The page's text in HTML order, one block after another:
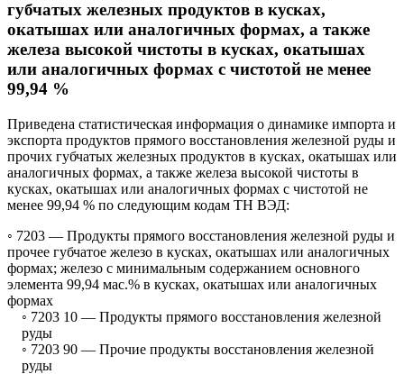
губчатых железных продуктов в кусках,
окатышах или аналогичных формах, а также
железа высокой чистоты в кусках, окатышах
или аналогичных формах с чистотой не менее
99,94 %
Приведена статистическая информация о динамике импорта и
экспорта продуктов прямого восстановления железной руды и
прочих губчатых железных продуктов в кусках, окатышах или
аналогичных формах, а также железа высокой чистоты в
кусках, окатышах или аналогичных формах с чистотой не
менее 99,94 % по следующим кодам ТН ВЭД:
◦ 7203 — Продукты прямого восстановления железной руды и
прочее губчатое железо в кусках, окатышах или аналогичных
формах; железо с минимальным содержанием основного
элемента 99,94 мас.% в кусках, окатышах или аналогичных
формах
◦ 7203 10 — Продукты прямого восстановления железной
руды
◦ 7203 90 — Прочие продукты восстановления железной
руды